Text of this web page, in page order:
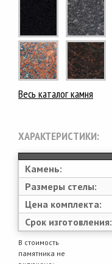
Весь каталог камня
ХАРАКТЕРИСТИКИ:
Камень:
Размеры стелы:
Цена комплекта:
Срок изготовления:
В стоимость
памятника не